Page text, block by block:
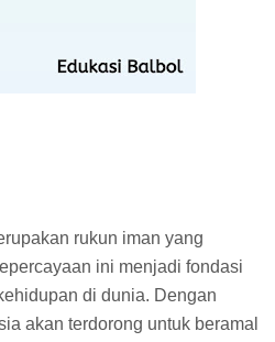
rukun iman yang
ini menjadi fondasi
di dunia. Dengan
akan terdorong untuk beramal